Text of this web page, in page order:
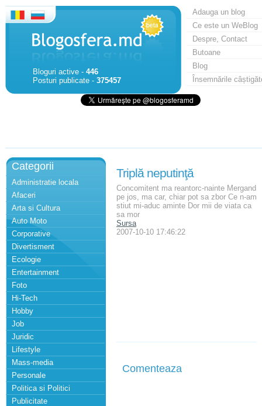
Bloguri active - 446
Posturi publicate - 375457
Adauga un blog
Ce este un WeBlog
Despre, Contact
Butoane
Blog
Însemnările
Categorii
Administratie locala
Afaceri
Arta si Cultura
Auto Moto
Corporative
Divertisment
Ecologie
Entertainment
Foto
Hi-Tech
Hobby
Job
Juridic
Lifestyle
Mass-media
Personale
Politica si Politici
Publicitate
Triplă neputinţă
Concomitent ma reantorc-nainte Mergand
pe jos, ma car, chiar pot sa zbor Ce n-am
stiut mi-aduc aminte Dor mii de viata ca
sa mor
Sursa
2007-10-10 17:46:22
Comenteaza